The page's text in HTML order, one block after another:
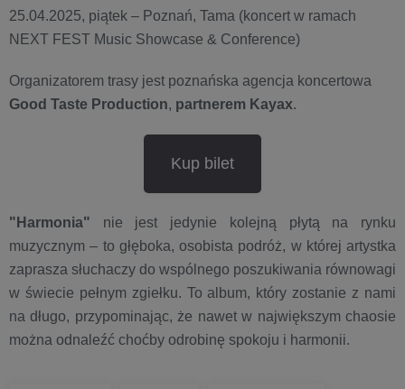
25.04.2025, piątek – Poznań, Tama (koncert w ramach
NEXT FEST Music Showcase & Conference)
Organizatorem trasy jest poznańska agencja koncertowa
Good Taste Production, partnerem Kayax.
Kup bilet
"Harmonia" nie jest jedynie kolejną płytą na rynku
muzycznym – to głęboka, osobista podróż, w której artystka
zaprasza słuchaczy do wspólnego poszukiwania równowagi
w świecie pełnym zgiełku. To album, który zostanie z nami
na długo, przypominając, że nawet w największym chaosie
można odnaleźć choćby odrobinę spokoju i harmonii.